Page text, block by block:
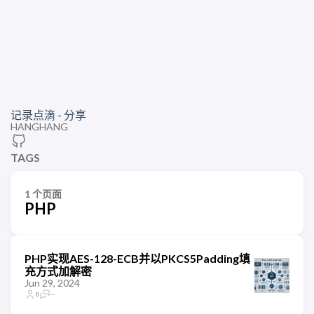
记录点滴 - 分享
HANGHANG
TAGS
1 个页面
PHP
PHP实现AES-128-ECB并以PKCS5Padding填
充方式加解密
Jun 29, 2024
0 --